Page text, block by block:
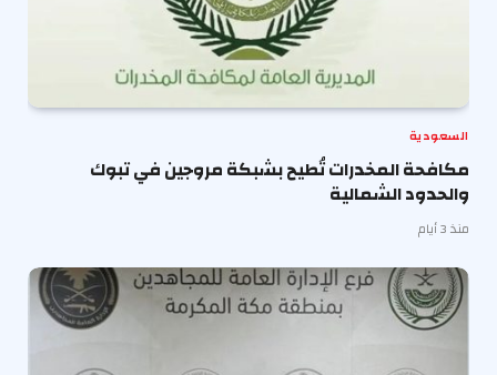
السعودية
مكافحة المخدرات تُطيح بشبكة مروجين في تبوك
والحدود الشمالية
منذ 3 أيام